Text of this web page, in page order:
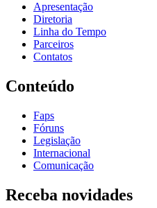
Apresentação
Diretoria
Linha do Tempo
Parceiros
Contatos
Conteúdo
Faps
Fóruns
Legislação
Internacional
Comunicação
Receba novidades